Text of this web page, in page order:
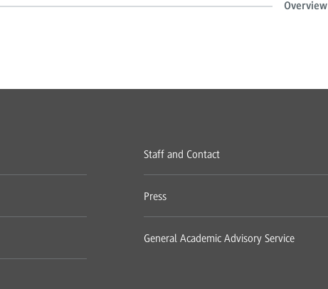
Overview
Staff and Contact
Press
General Academic Advisory Service